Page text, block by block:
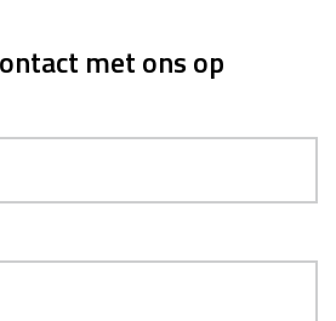
met ons op